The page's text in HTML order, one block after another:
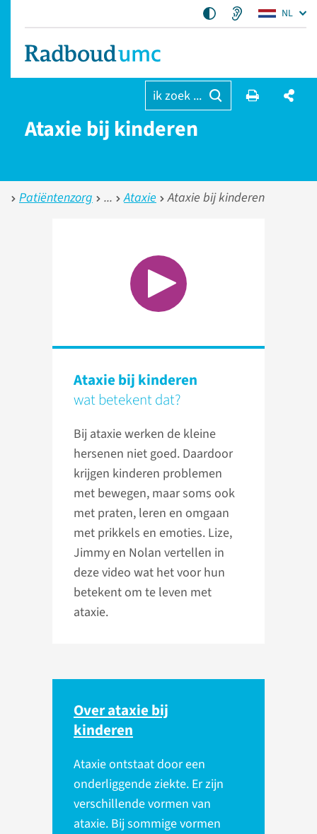
NL
ik zoek ...
Ataxie bij kinderen
Patiëntenzorg Ataxie Ataxie bij kinderen
Ataxie bij kinderen
wat betekent dat?
Bij ataxie werken de kleine
hersenen niet goed. Daardoor
krijgen kinderen problemen
met bewegen, maar soms ook
met praten, leren en omgaan
met prikkels en emoties. Lize,
Jimmy en Nolan vertellen in
deze video wat het voor hun
betekent om te leven met
ataxie.
Over ataxie bij
kinderen
Ataxie ontstaat door een
onderliggende ziekte. Er zijn
verschillende vormen van
ataxie. Bij sommige vormen